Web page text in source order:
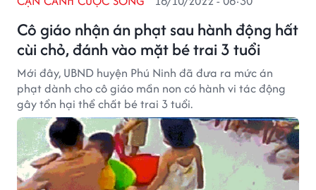
Cô giáo nhận án phạt sau hành động hất
cùi chỏ, đánh vào mặt bé trai 3 tuổi
Mới đây, UBND huyện Phú Ninh đã đưa ra mức án
phạt dành cho cô giáo mần non có hành vi tác động
gây tổn hại thể chất bé trai 3 tuổi.